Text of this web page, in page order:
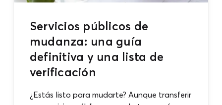
Servicios públicos de
mudanza: una guía
definitiva y una lista de
verificación
¿Estás listo para mudarte? Aunque transferir